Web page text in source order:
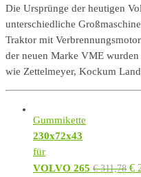
Die Ursprünge der heutigen
unterschiedliche
Traktor mit
der neuen Marke VME
wie Zettelmeyer, Kockum
Gummikette
230x72x43
für
VOLVO 265 €311,78 €